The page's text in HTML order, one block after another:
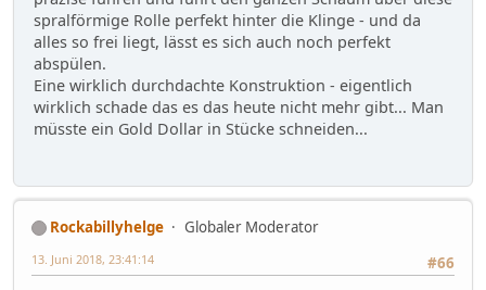
spralförmige Rolle perfekt hinter die Klinge - und da
alles so frei liegt, lässt es sich auch noch perfekt
abspülen.
Eine wirklich durchdachte Konstruktion - eigentlich
wirklich schade das es das heute nicht mehr gibt... Man
müsste ein Gold Dollar in Stücke schneiden...
Rockabillyhelge
Globaler Moderator
#66
13. Juni 2018, 23:41:14